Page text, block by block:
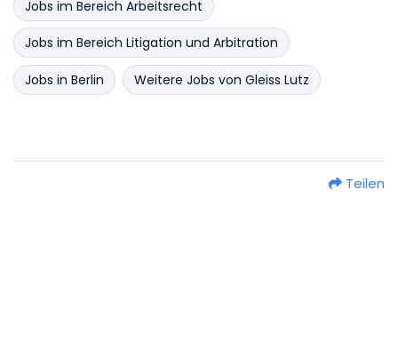
Jobs im Bereich Arbeitsrecht
Jobs im Bereich Litigation und Arbitration
Jobs in Berlin Weitere Jobs von Gleiss Lutz
Teilen